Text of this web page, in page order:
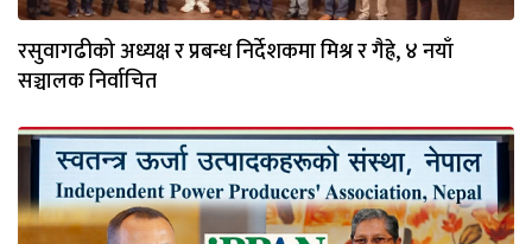
रसुवागढीको अध्यक्ष र प्रबन्ध निर्देशकमा मिश्र र गैह्रे, ४ नयाँ
सञ्चालक निर्वाचित